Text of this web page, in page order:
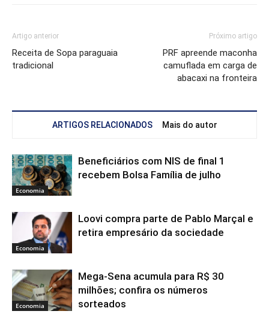
Artigo anterior
Receita de Sopa paraguaia
tradicional
Próximo artigo
PRF apreende maconha
camuflada em carga de
abacaxi na fronteira
ARTIGOS RELACIONADOS Mais do autor
Economia
Beneficiários com NIS de final 1
recebem Bolsa Família de julho
Economia
Loovi compra parte de Pablo Marçal e
retira empresário da sociedade
Economia
Mega-Sena acumula para R$ 30
milhões; confira os números
sorteados